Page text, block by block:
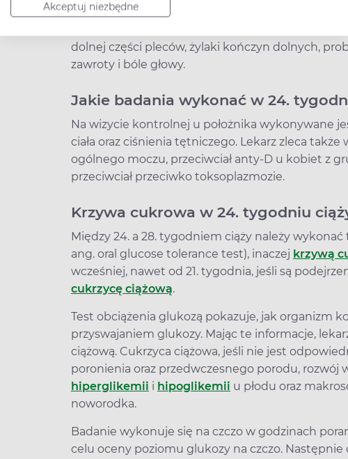
Akceptuj niezbędne
Pozostałe objawy ciąży to wysokie libido, apetyt,
dziąseł, świąd skóry na brzuchu i piersiach oraz
dolnej części pleców, żylaki kończyn dolnych,
zawroty i bóle głowy.
Jakie badania wykonać w 24.
Na wizycie kontrolnej u położnika wykonywane
ciała oraz ciśnienia tętniczego. Lekarz zleca
ogólnego moczu, przeciwciał anty-D u kobiet z
przeciwciał przeciwko toksoplazmozie.
Krzywa cukrowa w 24. tygodniu
Między 24. a 28. tygodniem ciąży należy wykonać
ang. oral glucose tolerance test), inaczej krzywą
wcześniej, nawet od 21. tygodnia, jeśli są
cukrzycę ciążową.
Test obciążenia glukozą pokazuje, jak organizm
przyswajaniem glukozy. Mając te informacje,
ciążową. Cukrzyca ciążowa, jeśli nie jest
poronienia oraz przedwczesnego porodu, rozwój
hiperglikemii i hipoglikemii u płodu oraz
noworodka.
Badanie wykonuje się na czczo w godzinach
celu oceny poziomu glukozy na czczo.